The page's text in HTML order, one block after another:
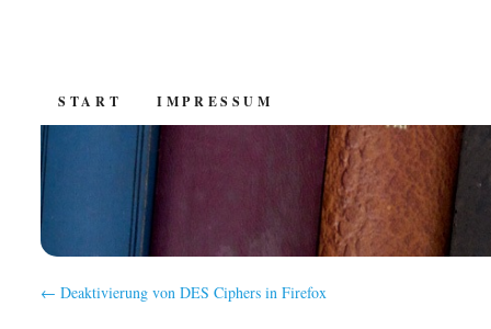
SKIP
CONTENT
START IMPRESSUM
← Deaktivierung von DES Ciphers in Firefox